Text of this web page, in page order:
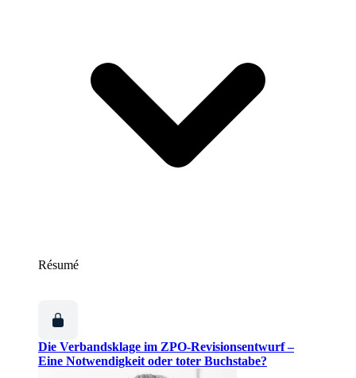
Résumé
Die Verbandsklage im ZPO-Revisionsentwurf –
Eine Notwendigkeit oder toter Buchstabe?